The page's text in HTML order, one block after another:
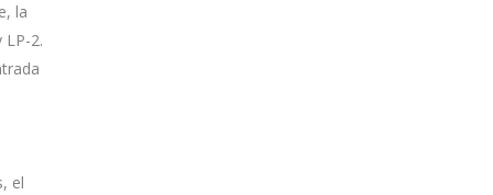
la
2.
el